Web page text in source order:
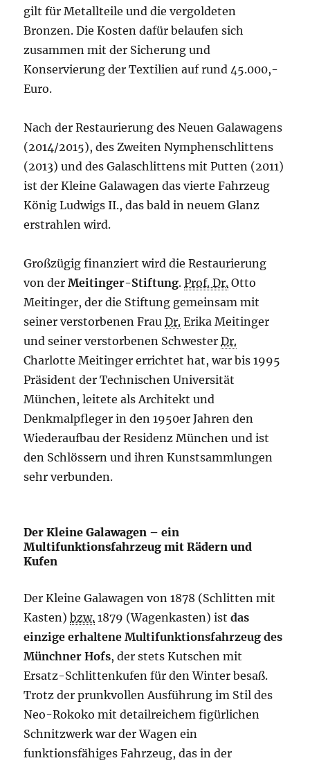
gilt für Metallteile und die vergoldeten
Bronzen. Die Kosten dafür belaufen sich
zusammen mit der Sicherung und
Konservierung der Textilien auf rund45.000,-
Euro.
Nach der Restaurierung des Neuen Galawagens
(2014/2015), des Zweiten Nymphenschlittens
(2013) und des Galaschlittens mit Putten (2011)
ist der Kleine Galawagen das vierte Fahrzeug
KönigLudwigs II., das bald in neuem Glanz
erstrahlen wird.
Großzügig finanziert wird die Restaurierung
von derMeitinger-Stiftung.Prof. Dr. Otto
Meitinger, der die Stiftung gemeinsam mit
seiner verstorbenen FrauDr. Erika Meitinger
und seiner verstorbenen SchwesterDr.
Charlotte Meitinger errichtet hat, war bis 1995
Präsident der Technischen Universität
München, leitete als Architekt und
Denkmalpfleger in den 1950er Jahren den
Wiederaufbau der Residenz München und ist
den Schlössern und ihren Kunstsammlungen
sehr verbunden.
Der Kleine Galawagen – ein
Multifunktionsfahrzeug mit Rädern und
Kufen
Der Kleine Galawagen von 1878 (Schlitten mit
Kasten)bzw. 1879 (Wagenkasten) istdas
einzige erhaltene Multifunktionsfahrzeug des
Münchner Hofs, der stets Kutschen mit
Ersatz-Schlittenkufen für den Winter besaß.
Trotz der prunkvollen Ausführung im Stil des
Neo-Rokoko mit detailreichem figürlichen
Schnitzwerk war der Wagen ein
funktionsfähiges Fahrzeug, das in der